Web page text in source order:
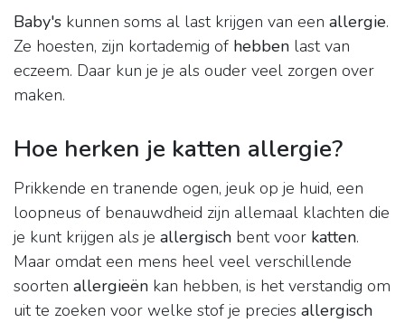
Baby's kunnen soms al last krijgen van een allergie.
Ze hoesten, zijn kortademig of hebben last van
eczeem. Daar kun je je als ouder veel zorgen over
maken.
Hoe herken je katten allergie?
Prikkende en tranende ogen, jeuk op je huid, een
loopneus of benauwdheid zijn allemaal klachten die
je kunt krijgen als je allergisch bent voor katten.
Maar omdat een mens heel veel verschillende
soorten allergieën kan hebben, is het verstandig om
uit te zoeken voor welke stof je precies allergisch